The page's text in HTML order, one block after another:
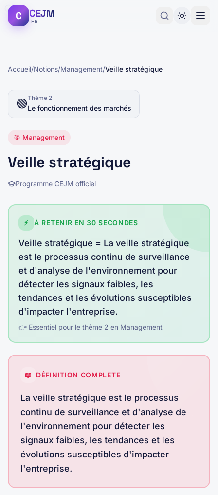
C CEJM
.FR
Accueil/Notions/Management/Veille stratégique
🟢Thème 2
Le fonctionnement des marchés
🎯 Management
Veille stratégique
Programme CEJM officiel
⚡ À RETENIR EN 30 SECONDES
Veille stratégique = La veille stratégique
est le processus continu de surveillance
et d'analyse de l'environnement pour
détecter les signaux faibles, les
tendances et les évolutions susceptibles
d'impacter l'entreprise.
👉 Essentiel pour le thème 2 en Management
📖 DÉFINITION COMPLÈTE
La veille stratégique est le processus
continu de surveillance et d'analyse de
l'environnement pour détecter les
signaux faibles, les tendances et les
évolutions susceptibles d'impacter
l'entreprise.